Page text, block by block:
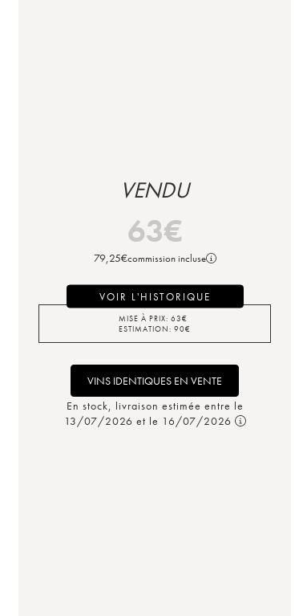
VENDU
63€
79,25€commission incluse
VOIR L'HISTORIQUE
MISE À PRIX: 63€
ESTIMATION: 90€
VINS IDENTIQUES EN VENTE
En stock, livraison estimée entre le
13/07/2026 et le 16/07/2026